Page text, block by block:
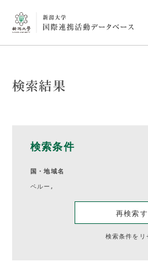
検索結果
検索条件
国・地域名
ペルー,
再検索
検索条件をリ